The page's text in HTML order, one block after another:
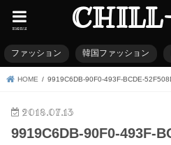
menu
ファッション 韓国ファッション
HOME 9919C6DB-90F0-493F-BCDE-
2018.07.13
9919C6DB-90F0-493F-